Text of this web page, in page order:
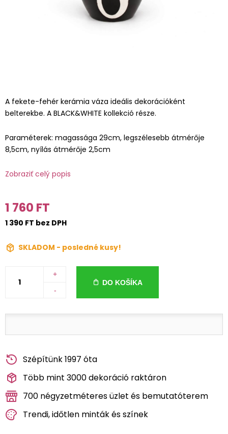
A fekete-fehér kerámia váza ideális dekorációként
belterekbe. A BLACK&WHITE kollekció része.
Paraméterek: magassága 29cm, legszélesebb átmérője
8,5cm, nyílás átmérője 2,5cm
Zobraziť celý popis
1 760 FT
1 390 FT bez DPH
SKLADOM - posledné kusy!
+
-
DO KOŠÍKA
Szépítünk 1997 óta
Több mint 3000 dekoráció raktáron
700 négyzetméteres üzlet és bemutatóterem
Trendi, időtlen minták és színek